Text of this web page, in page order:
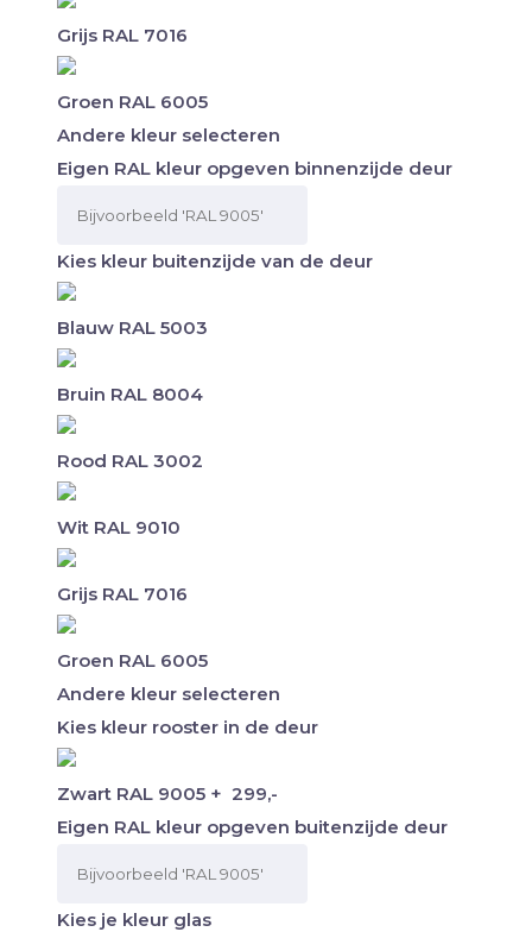
Grijs RAL 7016
Groen RAL 6005
Andere kleur selecteren
Eigen RAL kleur opgeven binnenzijde deur
Kies kleur buitenzijde van de deur
Blauw RAL 5003
Bruin RAL 8004
Rood RAL 3002
Wit RAL 9010
Grijs RAL 7016
Groen RAL 6005
Andere kleur selecteren
Kies kleur rooster in de deur
Zwart RAL 9005 + 299,-
Eigen RAL kleur opgeven buitenzijde deur
Kies je kleur glas